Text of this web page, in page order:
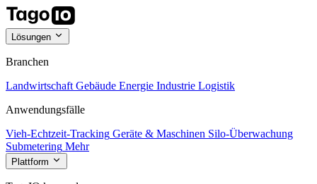
Lösungen
Branchen
Landwirtschaft Gebäude Energie Industrie Logistik
Anwendungsfälle
Vieh-Echtzeit-Tracking Geräte & Maschinen Silo-Überwachung
Submetering Mehr
Plattform